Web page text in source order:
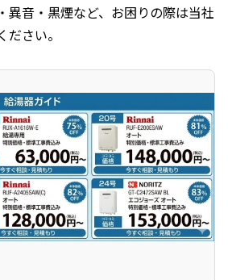
異音・黒煙など、お困りの際は当社
さい。